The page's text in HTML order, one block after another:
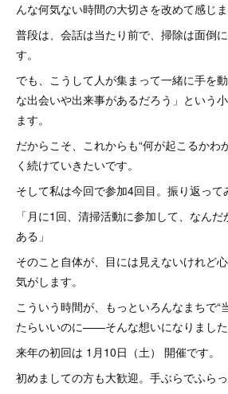
んな何気ない時間の大切さを改めて感じま
普段は、会話は当たり前で、掃除は面倒
す。
でも、こうして人が集まって一緒に手を
な出会いや出来事があるだろう」という
ます。
だからこそ、これからも“何が起こるかわ
く続けていきたいです。
そして私は今回で参加4回目。振り返って
「月に1回、清掃活動に参加して、なん
ある」
そのこと自体が、目には見えないけれど
気がします。
こういう時間が、もっといろんなまちで“
たらいいのに——そんな想いになりました
来年の初回は 1月10日（土） 開催です。
初めましての方も大歓迎。手ぶらでふらっ